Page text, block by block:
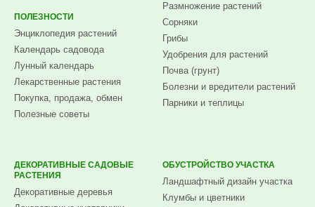
ПОЛЕЗНОСТИ
Энциклопедия растений
Календарь садовода
Лунный календарь
Лекарственные растения
Покупка, продажа, обмен
Полезные советы
Размножение растений
Сорняки
Грибы
Удобрения для растений
Почва (грунт)
Болезни и вредители растений
Парники и теплицы
ДЕКОРАТИВНЫЕ САДОВЫЕ
РАСТЕНИЯ
Декоративные деревья
ОБУСТРОЙСТВО УЧАСТКА
Ландшафтный дизайн участка
Клумбы и цветники